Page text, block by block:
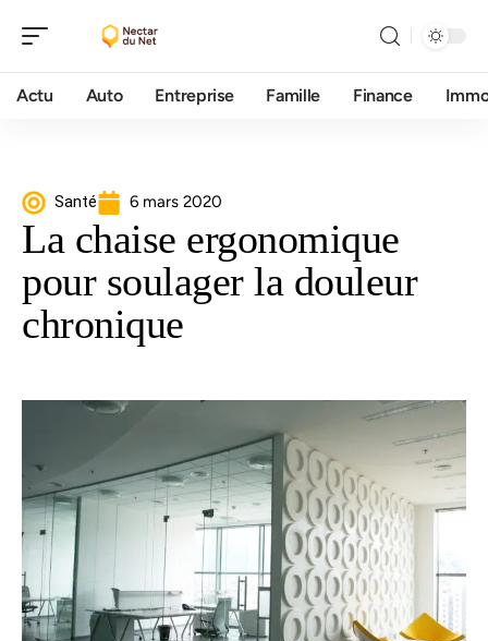
Actu Auto Entreprise Famille Finance
Santé 6 mars 2020
La chaise ergonomique
pour soulager la douleur
chronique